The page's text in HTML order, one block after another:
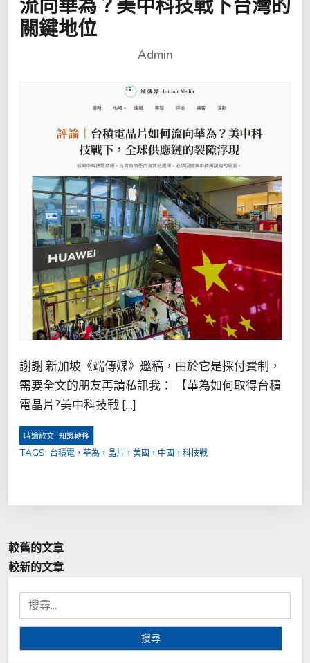
流向華為？美中科技戰下台灣的
關鍵地位
Admin
謝謝 新加坡《端傳媒》邀稿，由於它是採付費制，
需要全文的朋友再請私訊我： 【華為如何取得台積
電晶片?美中科技戰 […]
時論散文 知識轉移
TAGS: 台積電，華為，晶片，美國，中國，科技戰
文
章
導
覽
較舊的文章
較新的文章
搜
尋